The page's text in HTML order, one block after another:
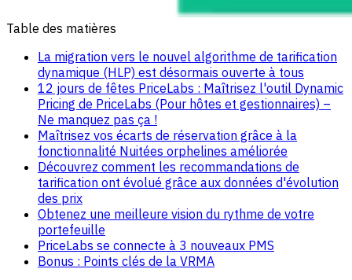
Table des matières
La migration vers le nouvel algorithme de tarification
dynamique (HLP) est désormais ouverte à tous
12 jours de fêtes PriceLabs : Maîtrisez l'outil Dynamic
Pricing de PriceLabs (Pour hôtes et gestionnaires) –
Ne manquez pas ça !
Maîtrisez vos écarts de réservation grâce à la
fonctionnalité Nuitées orphelines améliorée
Découvrez comment les recommandations de
tarification ont évolué grâce aux données d'évolution
des prix
Obtenez une meilleure vision du rythme de votre
portefeuille
PriceLabs se connecte à 3 nouveaux PMS
Bonus : Points clés de la VRMA